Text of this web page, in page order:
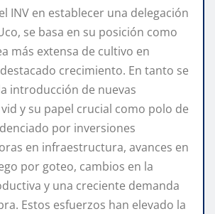
INV en establecer una delegación
se basa en su posición como
más extensa de cultivo en
crecimiento. En tanto se
introducción de nuevas
y su papel crucial como polo de
por inversiones
en infraestructura, avances en
por goteo, cambios en la
y una creciente demanda
Estos esfuerzos han elevado la